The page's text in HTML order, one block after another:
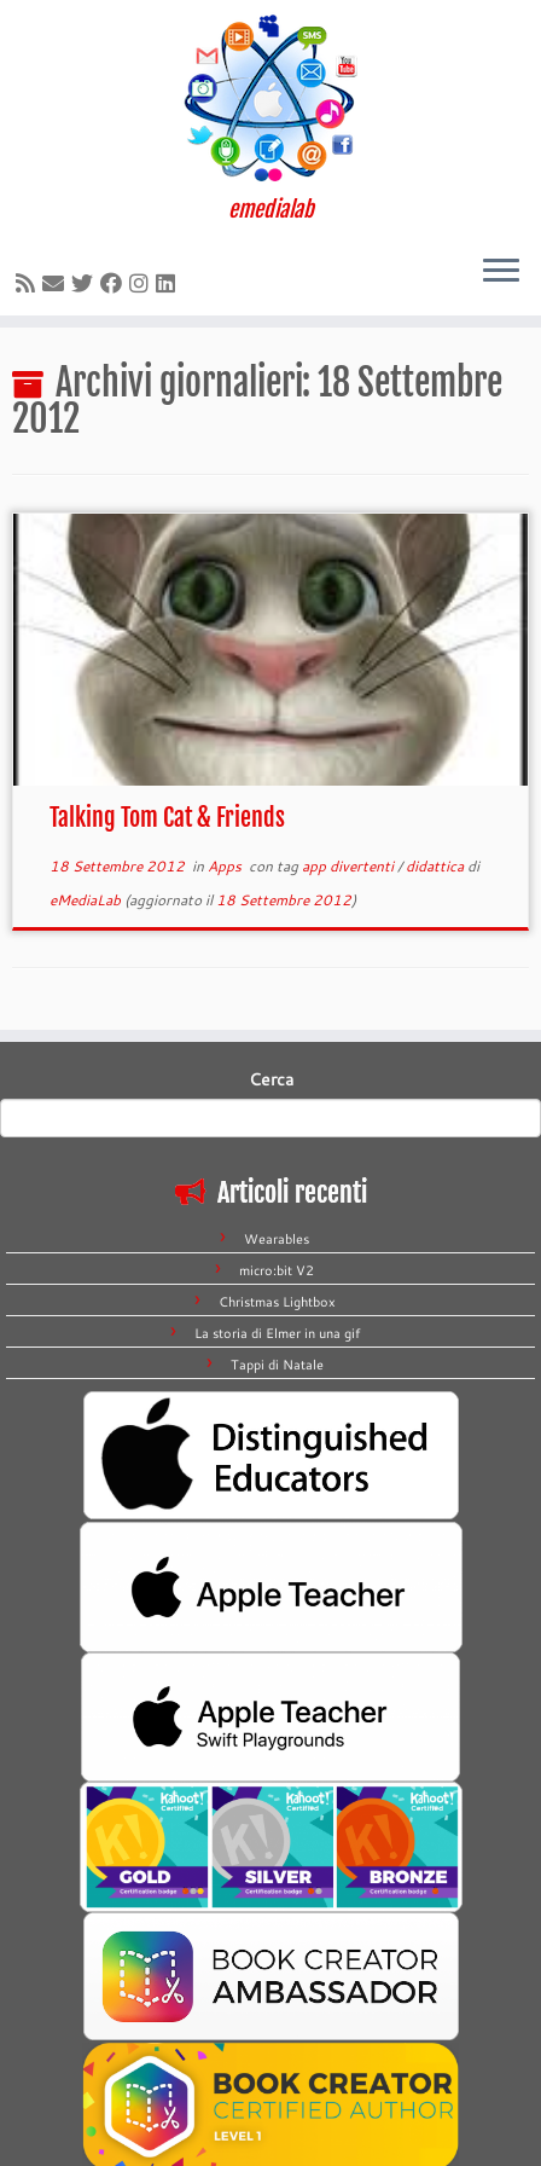
al
contenuto
emedialab
Archivi giornalieri:18 Settembre
2012
Talking Tom Cat & Friends
18 Settembre 2012in Apps con tagapp divertenti/didatticadi
eMediaLab(aggiornato il18 Settembre 2012)
Cerca
Articoli recenti
Wearables
micro:bit V2
Christmas Lightbox
La storia di Elmer in una gif
Tappi di Natale